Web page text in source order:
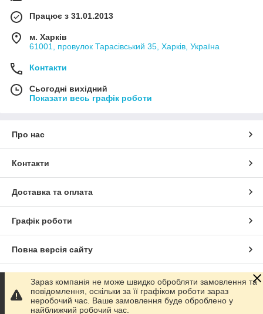
Працює з 31.01.2013
м. Харків
61001, провулок Тарасівський 35, Харків, Україна
Контакти
Сьогодні вихідний
Показати весь графік роботи
Про нас
Контакти
Доставка та оплата
Графік роботи
Повна версія сайту
Сайт створено на маркетплейсі Prom.ua
Політика конфіденційності
Зараз компанія не може швидко обробляти замовлення та
повідомлення, оскільки за її графіком роботи зараз
неробочий час. Ваше замовлення буде оброблено у
найближчий робочий час.